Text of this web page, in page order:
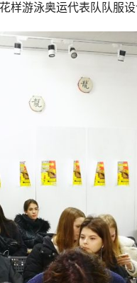
样游泳奥运代表队队服设